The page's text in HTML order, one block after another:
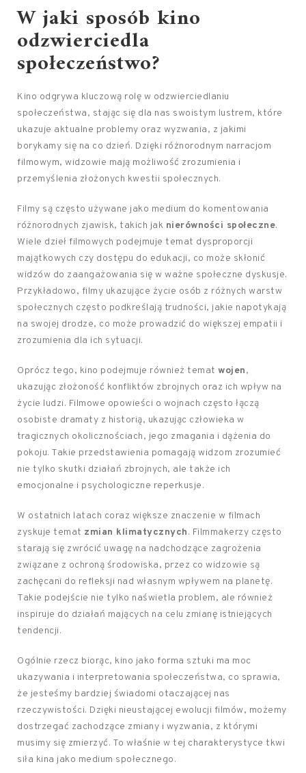
W jaki sposób kino
odzwierciedla
społeczeństwo?
Kino odgrywa kluczową rolę w odzwierciedlaniu
społeczeństwa, stając się dla nas swoistym lustrem, które
ukazuje aktualne problemy oraz wyzwania, z jakimi
borykamy się na co dzień. Dzięki różnorodnym narracjom
filmowym, widzowie mają możliwość zrozumienia i
przemyślenia złożonych kwestii społecznych.
Filmy są często używane jako medium do komentowania
różnorodnych zjawisk, takich jak nierówności społeczne.
Wiele dzieł filmowych podejmuje temat dysproporcji
majątkowych czy dostępu do edukacji, co może skłonić
widzów do zaangażowania się w ważne społeczne dyskusje.
Przykładowo, filmy ukazujące życie osób z różnych warstw
społecznych często podkreślają trudności, jakie napotykają
na swojej drodze, co może prowadzić do większej empatii i
zrozumienia dla ich sytuacji.
Oprócz tego, kino podejmuje również temat wojen,
ukazując złożoność konfliktów zbrojnych oraz ich wpływ na
życie ludzi. Filmowe opowieści o wojnach często łączą
osobiste dramaty z historią, ukazując człowieka w
tragicznych okolicznościach, jego zmagania i dążenia do
pokoju. Takie przedstawienia pomagają widzom zrozumieć
nie tylko skutki działań zbrojnych, ale także ich
emocjonalne i psychologiczne reperkusje.
W ostatnich latach coraz większe znaczenie w filmach
zyskuje temat zmian klimatycznych. Filmmakerzy często
starają się zwrócić uwagę na nadchodzące zagrożenia
związane z ochroną środowiska, przez co widzowie są
zachęcani do refleksji nad własnym wpływem na planetę.
Takie podejście nie tylko naświetla problem, ale również
inspiruje do działań mających na celu zmianę istniejących
tendencji.
Ogólnie rzecz biorąc, kino jako forma sztuki ma moc
ukazywania i interpretowania społeczeństwa, co sprawia,
że jesteśmy bardziej świadomi otaczającej nas
rzeczywistości. Dzięki nieustającej ewolucji filmów, możemy
dostrzegać zachodzące zmiany i wyzwania, z którymi
musimy się zmierzyć. To właśnie w tej charakterystyce tkwi
siła kina jako medium społecznego.